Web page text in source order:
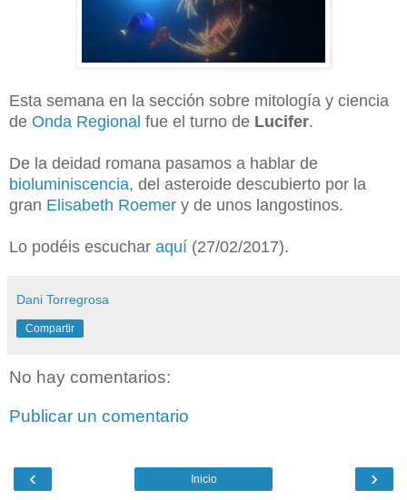
Esta semana en la sección sobre mitología y ciencia
de Onda Regional fue el turno de Lucifer.
De la deidad romana pasamos a hablar de
bioluminiscencia, del asteroide descubierto por la
gran Elisabeth Roemer y de unos langostinos.
Lo podéis escuchar aquí (27/02/2017).
Dani Torregrosa
Compartir
No hay comentarios:
Publicar un comentario
‹ ›
Inicio